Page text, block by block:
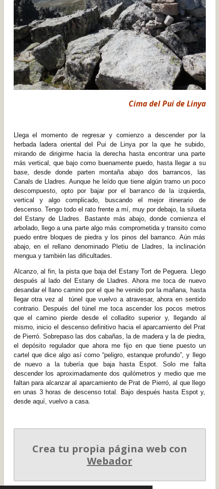
Cima del Pui de Linya
Llega el momento de regresar y comienzo a descender por la
herbada ladera oriental del Pui de Linya por la que he subido,
mirando de dirigirme hacia la derecha hasta encontrar una parte
más vertical, que bajo como buenamente puedo, hasta llegar a su
base, desde donde parten montaña abajo dos barrancos, las
Canals de Lladres. Aunque he leído que tiene algún tramo un poco
descompuesto, opto por bajar por el barranco de la izquierda,
vertical y algo complicado, buscando el mejor itinerario de
descenso. Tengo todo el rato frente a mí, muy por debajo, la silueta
del Estany de Lladres. Bastante más abajo, donde comienza el
arbolado, llego a una parte algo más comprometida y transito como
puedo entre bloques de piedra y los pinos del barranco. Aún más
abajo, en el rellano denominado Pletiu de Lladres, la inclinación
mengua y también las dificultades.
Alcanzo, al fin, la pista que baja del Estany Tort de Peguera. Llego
después al lado del Estany de Lladres. Ahora me toca de nuevo
desandar el llano camino por el que he venido por la mañana, hasta
llegar otra vez al túnel que vuelvo a atravesar, ahora en sentido
contrario. Después del túnel me toca ascender los pocos metros
que el camino pierde desde el colladito superior y, llegando al
mismo, inicio el descenso definitivo hacia el aparcamiento del Prat
de Pierró. Sobrepaso las dos cabañas, la de madera y la de piedra,
el depósito regulador que ahora me fijo en que tiene puesto un
cartel que dice algo así como “peligro, estanque profundo”, y llego
de nuevo a la tubería que baja hasta Espot. Solo me falta
descender los aproximadamente dos quilómetros y medio que me
faltan para alcanzar al aparcamiento de Prat de Pierró, al que llego
en unas 3 horas de descenso total. Bajo después hasta Espot y,
desde aquí, vuelvo a casa.
Crea tu propia página web con
Webador